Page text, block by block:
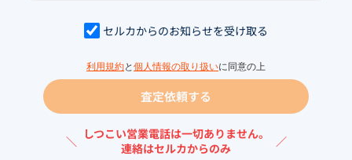
セルカからのお知らせを受け取る
利用規約と 個人情報の取り扱いに同意の上
査定依頼する
＼ しつこい営業電話は一切ありません。
連絡はセルカからのみ
／